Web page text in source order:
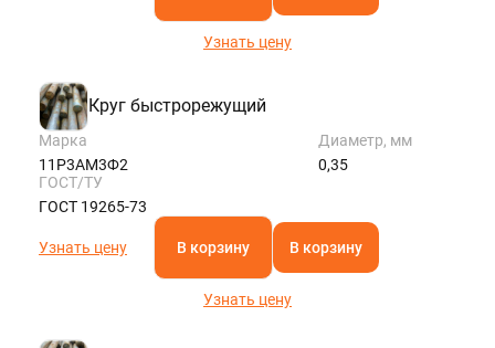
Узнать цену
Круг быстрорежущий
Марка
11Р3АМ3Ф2
Диаметр, мм
0,35
ГОСТ/ТУ
ГОСТ 19265-73
Узнать цену В корзину В корзину
Узнать цену